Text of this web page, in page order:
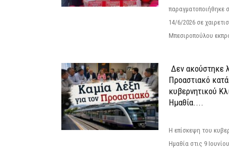
παραγματοποιήθηκε
14/6/2026 σε
Μπεσιροπούλου
Δεν ακούστηκε
Προαστιακό
κυβερνητικού
Ημαθία....
Η επίσκεψη του
Ημαθία στις 9